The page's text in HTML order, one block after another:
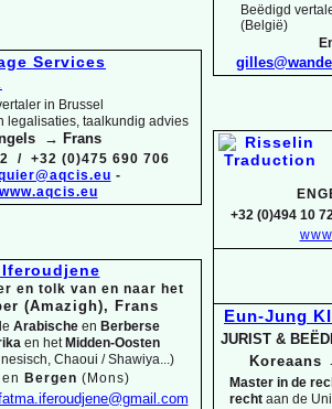
Beëdigd
(België)
+32 (0)494 10
Eun-Jung
JURIST &
Koreaans
Master in de
recht aan de
in Brussel
legalisaties, taalkundig advies
→ Frans
/ +32 (0)475 690 706
-
Iferoudjene
en tolk van en naar het
(Amazigh), Frans
Arabische en Berberse
en hetMidden-Oosten
Chaoui / Shawiya...)
en Bergen (Mons)